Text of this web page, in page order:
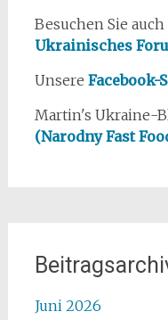
Besuchen Sie
Ukrainisches
Unsere Facebook-
Martin's Ukraine-
(Narodny Fast
Juni 2026